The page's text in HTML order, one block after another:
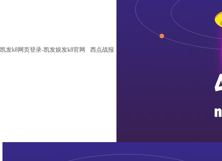
凯发k8网页登录-凯发娱发k8官网 西点战报